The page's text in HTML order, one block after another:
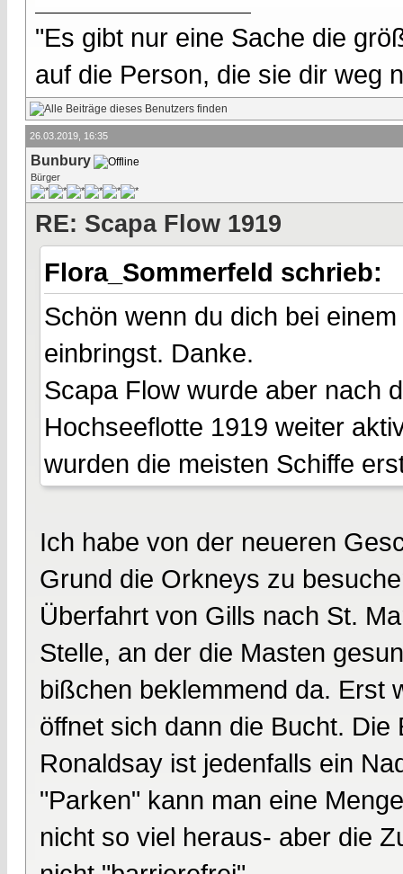
"Es gibt nur eine Sache die
auf die Person, die sie dir weg
26.03.2019, 16:35
Bunbury
Bürger
RE: Scapa Flow 1919
Flora_Sommerfeld schrieb:
Schön wenn du dich bei
einbringst. Danke.
Scapa Flow wurde aber nach
Hochseeflotte 1919 weiter
wurden die meisten Schiffe
Ich habe von der neueren
Grund die Orkneys zu
Überfahrt von Gills nach St.
Stelle, an der die Masten
bißchen beklemmend da. Erst
öffnet sich dann die Bucht.
Ronaldsay ist jedenfalls ein
"Parken" kann man eine
nicht so viel heraus- aber die